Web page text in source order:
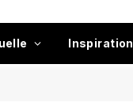
Inspiration